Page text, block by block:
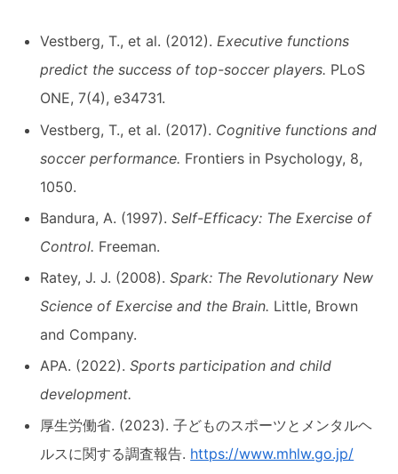
Vestberg, T., et al. (2012).Executive functions
predict the success of top-soccer players. PLoS
ONE, 7(4), e34731.
Vestberg, T., et al. (2017). Cognitive functions and
soccer performance. Frontiers in Psychology, 8,
1050.
Bandura, A. (1997).Self-Efficacy: The Exercise of
Control. Freeman.
Ratey, J. J. (2008).Spark: The Revolutionary New
Science of Exercise and the Brain. Little, Brown
and Company.
APA. (2022).Sports participation and child
development.
厚生労働省. (2023). 子どものスポーツとメンタルヘ
ルスに関する調査報告. https://www.mhlw.go.jp/